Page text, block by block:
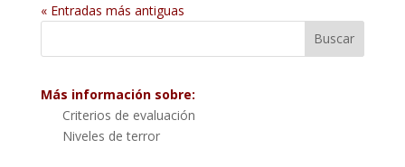
« Entradas más antiguas
Más información sobre:
Criterios de evaluación
Niveles de terror